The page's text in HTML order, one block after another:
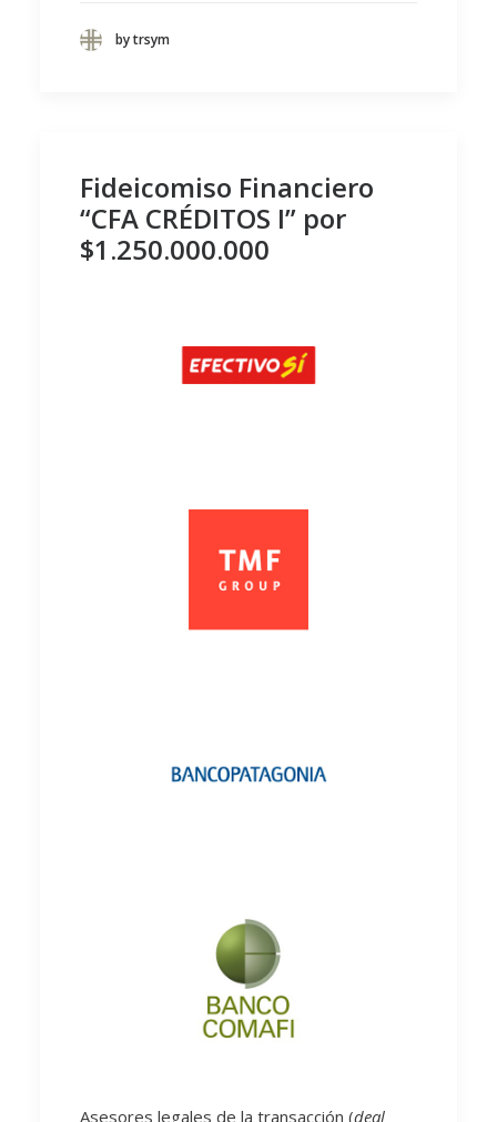
by trsym
Fideicomiso Financiero
“CFA CRÉDITOS I” por
$1.250.000.000
Asesores legales de la transacción (deal